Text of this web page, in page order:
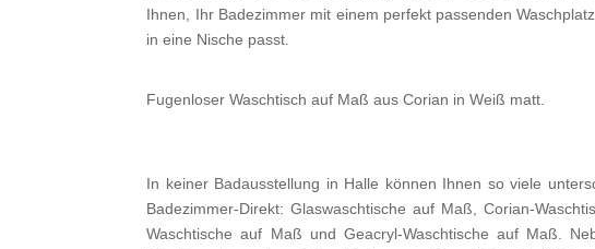
Ihnen, Ihr Badezimmer mit einem perfekt passenden
in eine Nische passt.
Fugenloser Waschtisch auf Maß aus Corian in Weiß matt.
In keiner Badausstellung in Halle können Ihnen so viele
Badezimmer-Direkt: Glaswaschtische auf Maß, Corian-
Waschtische auf Maß und Geacryl-Waschtische auf Maß.